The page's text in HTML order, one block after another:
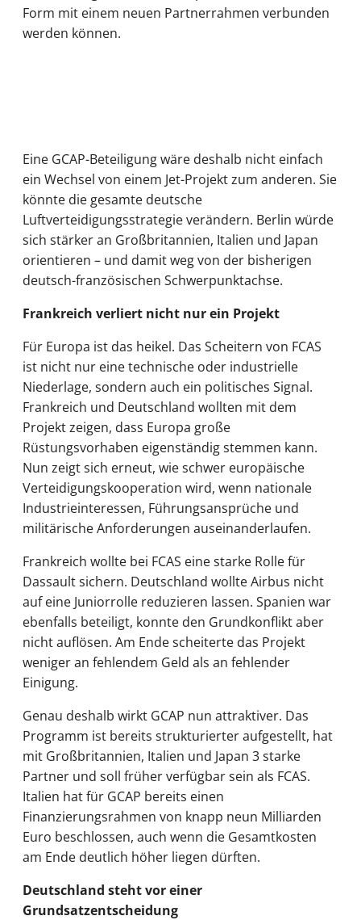
Form mit einem neuen Partnerrahmen verbunden
werden können.
Eine GCAP-Beteiligung wäre deshalb nicht einfach
ein Wechsel von einem Jet-Projekt zum anderen. Sie
könnte die gesamte deutsche
Luftverteidigungsstrategie verändern. Berlin würde
sich stärker an Großbritannien, Italien und Japan
orientieren – und damit weg von der bisherigen
deutsch-französischen Schwerpunktachse.
Frankreich verliert nicht nur ein Projekt
Für Europa ist das heikel. Das Scheitern von FCAS
ist nicht nur eine technische oder industrielle
Niederlage, sondern auch ein politisches Signal.
Frankreich und Deutschland wollten mit dem
Projekt zeigen, dass Europa große
Rüstungsvorhaben eigenständig stemmen kann.
Nun zeigt sich erneut, wie schwer europäische
Verteidigungskooperation wird, wenn nationale
Industrieinteressen, Führungsansprüche und
militärische Anforderungen auseinanderlaufen.
Frankreich wollte bei FCAS eine starke Rolle für
Dassault sichern. Deutschland wollte Airbus nicht
auf eine Juniorrolle reduzieren lassen. Spanien war
ebenfalls beteiligt, konnte den Grundkonflikt aber
nicht auflösen. Am Ende scheiterte das Projekt
weniger an fehlendem Geld als an fehlender
Einigung.
Genau deshalb wirkt GCAP nun attraktiver. Das
Programm ist bereits strukturierter aufgestellt, hat
mit Großbritannien, Italien und Japan 3 starke
Partner und soll früher verfügbar sein als FCAS.
Italien hat für GCAP bereits einen
Finanzierungsrahmen von knapp neun Milliarden
Euro beschlossen, auch wenn die Gesamtkosten
am Ende deutlich höher liegen dürften.
Deutschland steht vor einer
Grundsatzentscheidung